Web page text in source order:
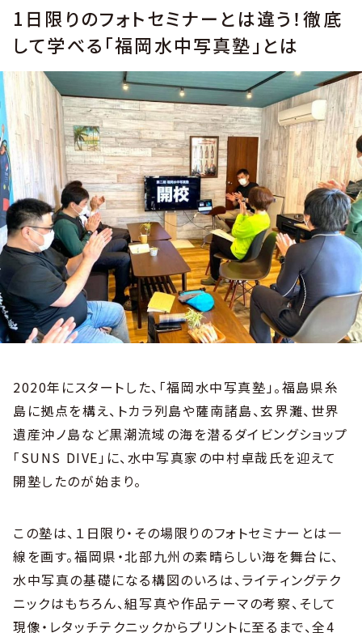
1日限りのフォトセミナーとは違う！徹底
して学べる「福岡水中写真塾」とは
2020年にスタートした、「福岡水中写真塾」。福島県糸
島に拠点を構え、トカラ列島や薩南諸島、玄界灘、世界
遺産沖ノ島など黒潮流域の海を潜るダイビングショップ
「SUNS DIVE」に、水中写真家の中村卓哉氏を迎えて
開塾したのが始まり。
この塾は、１日限り・その場限りのフォトセミナーとは一
線を画す。福岡県・北部九州の素晴らしい海を舞台に、
水中写真の基礎になる構図のいろは、ライティングテク
ニックはもちろん、組写真や作品テーマの考察、そして
現像・レタッチテクニックからプリントに至るまで、全4